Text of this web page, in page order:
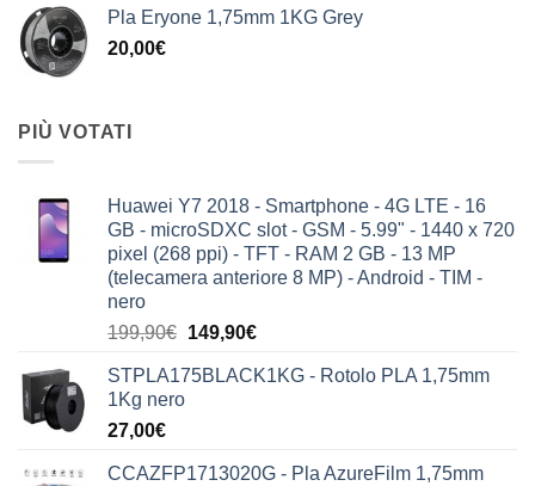
Pla Eryone 1,75mm 1KG Grey
20,00€
PIÙ VOTATI
Huawei Y7 2018 - Smartphone - 4G LTE - 16
GB - microSDXC slot - GSM - 5.99" - 1440 x 720
pixel (268 ppi) - TFT - RAM 2 GB - 13 MP
(telecamera anteriore 8 MP) - Android - TIM -
nero
199,90€ Il
originale
149,90€Il
attuale
STPLA175BLACK1KG - Rotolo PLA 1,75mm
1Kg nero
27,00€
CCAZFP1713020G - Pla AzureFilm 1,75mm